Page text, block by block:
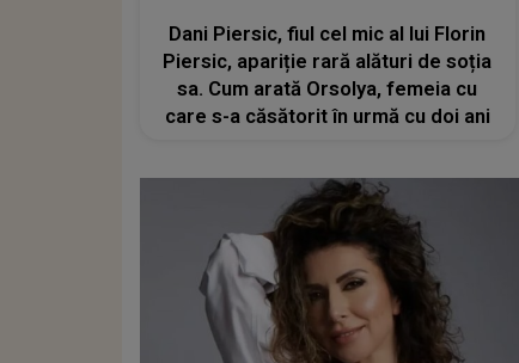
Dani Piersic, fiul cel mic al lui Florin
Piersic, apariție rară alături de soția
sa. Cum arată Orsolya, femeia cu
care s-a căsătorit în urmă cu doi ani